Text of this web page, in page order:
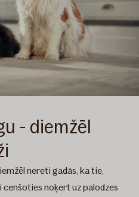
- diemžēl
nereti gadās, ka tie,
noķert uz palodzes